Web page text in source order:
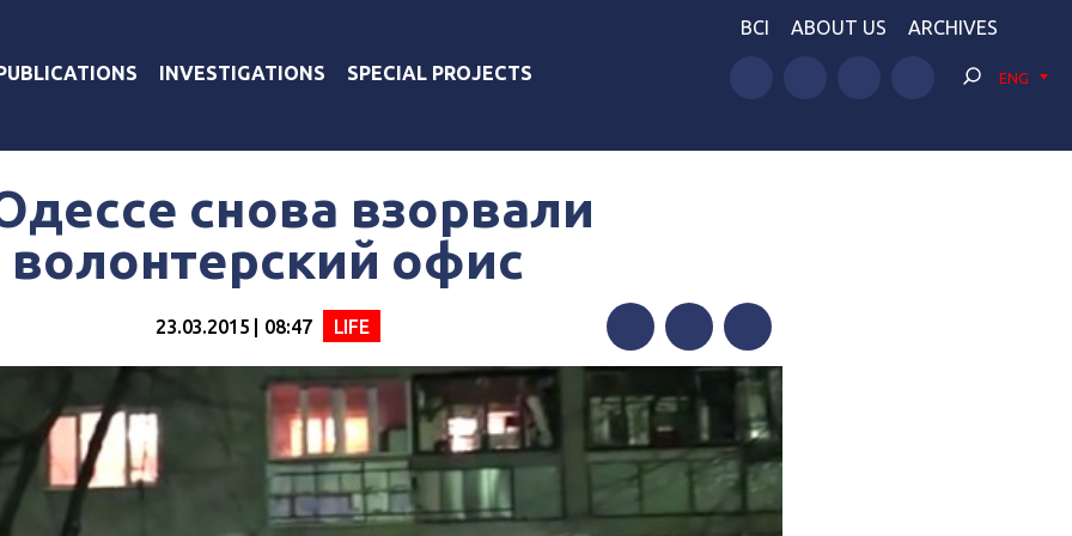
INVESTIGATIONS SPECIAL PROJECTS
BCI ABOUT US ARCHIVES
ENG
снова взорвали
волонтерский офис
23.03.2015 | 08:47 LIFE
FacebookTwitterTelegram